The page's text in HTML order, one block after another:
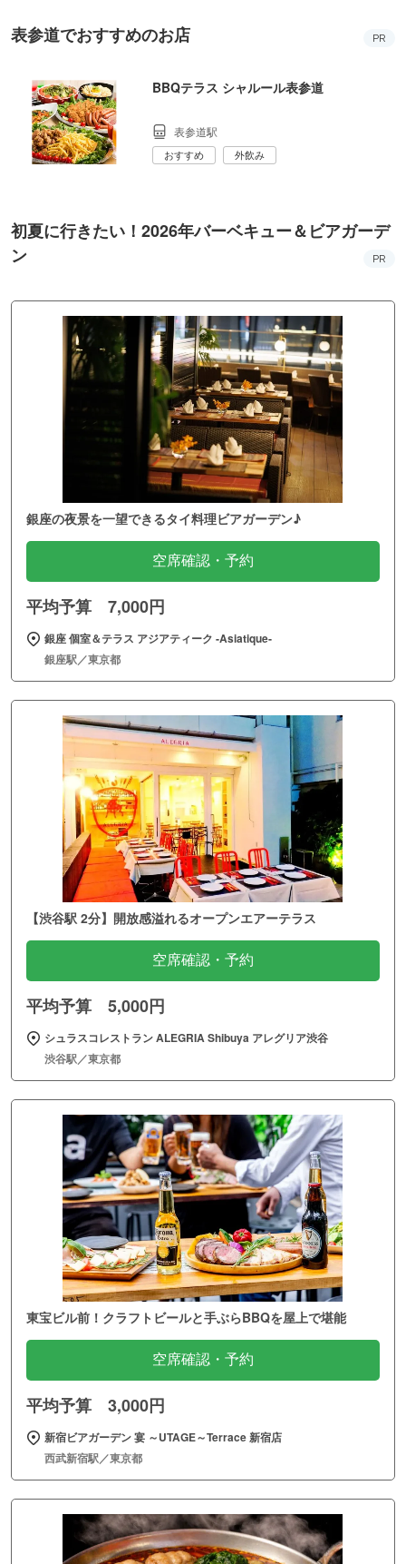
表参道でおすすめのお店 PR
BBQテラス シャルール表参道
表参道駅
おすすめ 外飲み
初夏に行きたい！2026年バーベキュー＆ビアガーデ
ン
PR
銀座の夜景を一望できるタイ料理ビアガーデン♪
空席確認・予約
平均予算 7,000円
銀座 個室＆テラス アジアティーク ‐Asiatique‐
銀座駅／東京都
【渋谷駅 2分】開放感溢れるオープンエアーテラス
空席確認・予約
平均予算 5,000円
シュラスコレストラン ALEGRIA Shibuya アレグリア渋谷
渋谷駅／東京都
東宝ビル前！クラフトビールと手ぶらBBQを屋上で堪能
空席確認・予約
平均予算 3,000円
新宿ビアガーデン 宴 ～UTAGE～Terrace 新宿店
西武新宿駅／東京都